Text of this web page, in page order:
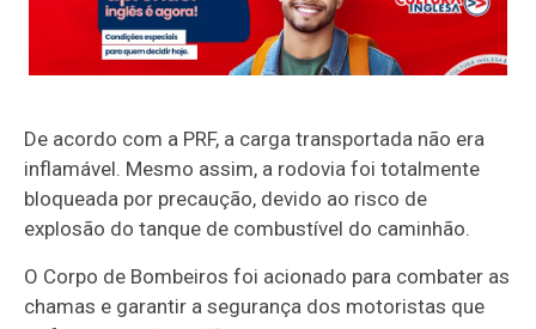
De acordo com a PRF, a carga transportada não era
inflamável. Mesmo assim, a rodovia foi totalmente
bloqueada por precaução, devido ao risco de
explosão do tanque de combustível do caminhão.
O Corpo de Bombeiros foi acionado para combater as
chamas e garantir a segurança dos motoristas que